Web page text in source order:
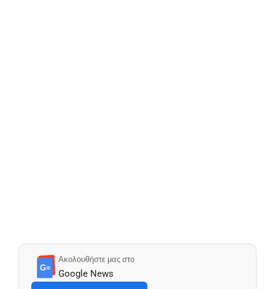
G≡
Ακολουθήστε μας στο
Google News